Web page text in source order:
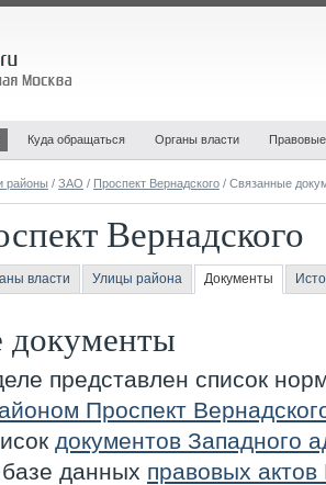
Куда обращаться Органы власти
районы / ЗАО / Проспект Вернадского / Связанные
Вернадского
власти Улицы района Документы
документы
представлен список
Проспект
документов Западного
данных правовых